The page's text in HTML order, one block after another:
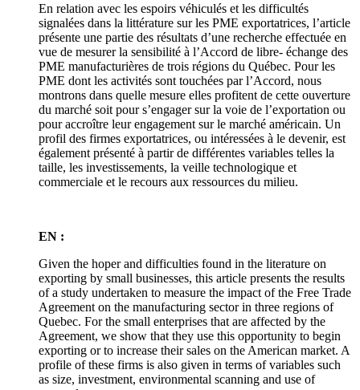
En relation avec les espoirs véhiculés et les difficultés
signalées dans la littérature sur les PME exportatrices, l’article
présente une partie des résultats d’une recherche effectuée en
vue de mesurer la sensibilité à l’Accord de libre- échange des
PME manufacturières de trois régions du Québec. Pour les
PME dont les activités sont touchées par l’Accord, nous
montrons dans quelle mesure elles profitent de cette ouverture
du marché soit pour s’engager sur la voie de l’exportation ou
pour accroître leur engagement sur le marché américain. Un
profil des firmes exportatrices, ou intéressées à le devenir, est
également présenté à partir de différentes variables telles la
taille, les investissements, la veille technologique et
commerciale et le recours aux ressources du milieu.
EN :
Given the hoper and difficulties found in the literature on
exporting by small businesses, this article presents the results
of a study undertaken to measure the impact of the Free Trade
Agreement on the manufacturing sector in three regions of
Quebec. For the small enterprises that are affected by the
Agreement, we show that they use this opportunity to begin
exporting or to increase their sales on the American market. A
profile of these firms is also given in terms of variables such
as size, investment, environmental scanning and use of